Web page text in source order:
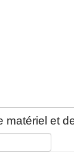
matériel et